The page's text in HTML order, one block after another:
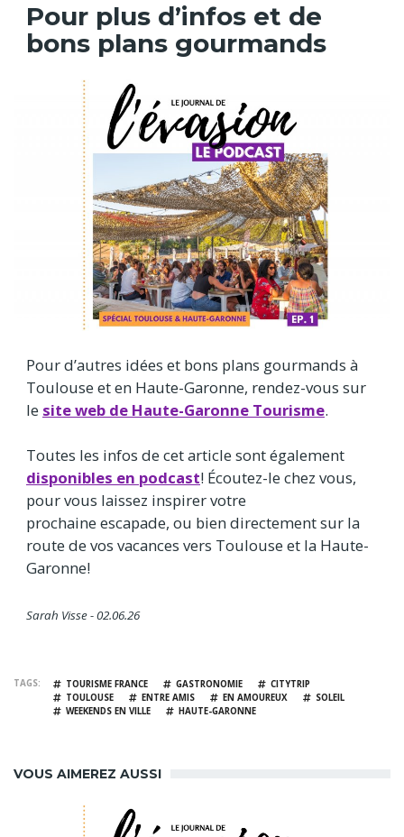
Pour plus d’infos et de
bons plans gourmands
Pour d’autres idées et bons plans gourmands à
Toulouse et en Haute-Garonne, rendez-vous sur
le site web de Haute-Garonne Tourisme.
Toutes les infos de cet article sont également
disponibles en podcast! Écoutez-le chez vous,
pour vous laissez inspirer votre
prochaine escapade, ou bien directement sur la
route de vos vacances vers Toulouse et la Haute-
Garonne!
Sarah Visse - 02.06.26
TAGS TOURISME FRANCE GASTRONOMIE
CITYTRIP
TOULOUSE
ENTRE AMIS EN AMOUREUX
SOLEIL
WEEKENDS EN VILLE
HAUTE-GARONNE
VOUS AIMEREZ AUSSI